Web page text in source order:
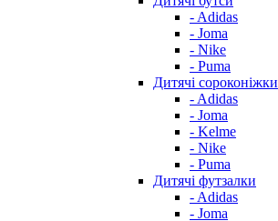
- Adidas
- Joma
- Nike
- Puma
Дитячі сороконіжки
- Adidas
- Joma
- Kelme
- Nike
- Puma
Дитячі футзалки
- Adidas
- Joma